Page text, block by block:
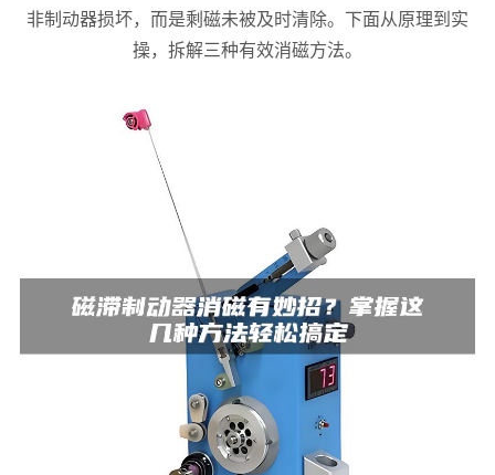
非制动器损坏，而是剩磁未被及时清除。下面从原理到实
操，拆解三种有效消磁方法。